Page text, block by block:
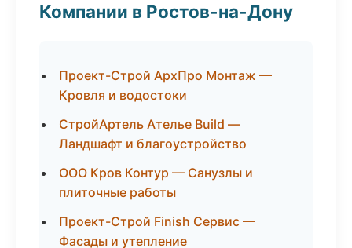
Компании в Ростов-на-Дону
Проект-Строй АрхПро Монтаж —
Кровля и водостоки
СтройАртель Ателье Build —
Ландшафт и благоустройство
ООО Кров Контур — Санузлы и
плиточные работы
Проект-Строй Finish Сервис —
Фасады и утепление